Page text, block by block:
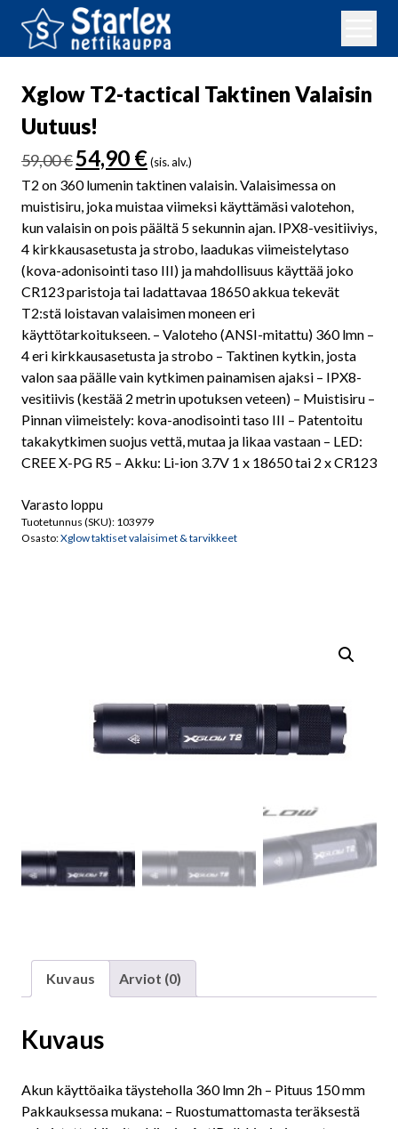
Xglow T2-tactical Taktinen Valaisin
Uutuus!
59,00€ Alkuperäinen
hinta
oli:
59,00 €.
54,90 €Nykyinen
hinta
on:
54,90 €.
(sis. alv.)
T2 on 360 lumenin taktinen valaisin. Valaisimessa on
muistisiru, joka muistaa viimeksi käyttämäsi valotehon,
kun valaisin on pois päältä 5 sekunnin ajan. IPX8-vesitiiviys,
4 kirkkausasetusta ja strobo, laadukas viimeistelytaso
(kova-adonisointi taso III) ja mahdollisuus käyttää joko
CR123 paristoja tai ladattavaa 18650 akkua tekevät
T2:stä loistavan valaisimen moneen eri
käyttötarkoitukseen. – Valoteho (ANSI-mitattu) 360 lmn –
4 eri kirkkausasetusta ja strobo – Taktinen kytkin, josta
valon saa päälle vain kytkimen painamisen ajaksi – IPX8-
vesitiivis (kestää 2 metrin upotuksen veteen) – Muistisiru –
Pinnan viimeistely: kova-anodisointi taso III – Patentoitu
takakytkimen suojus vettä, mutaa ja likaa vastaan – LED:
CREE X-PG R5 – Akku: Li-ion 3.7V 1 x 18650 tai 2 x CR123
Varasto loppu
Tuotetunnus (SKU): 103979
Osasto:Xglow taktiset valaisimet & tarvikkeet
Kuvaus Arviot (0)
Kuvaus
Akun käyttöaika täysteholla 360 lmn 2h – Pituus 150 mm
Pakkauksessa mukana: – Ruostumattomasta teräksestä